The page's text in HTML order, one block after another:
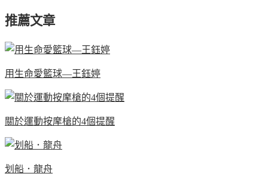
推薦文章
用生命愛籃球—王鈺婷
關於運動按摩槍的4個提醒
划船．龍舟